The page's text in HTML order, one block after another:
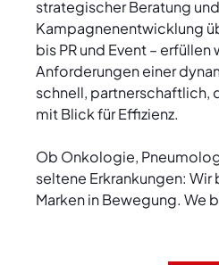
strategischer Beratung
Kampagnenentwicklung
bis PR und Event – erfüllen
Anforderungen einer
schnell, partnerschaftlich,
mit Blick für Effizienz.
Ob Onkologie,
seltene Erkrankungen:
Marken in Bewegung. We